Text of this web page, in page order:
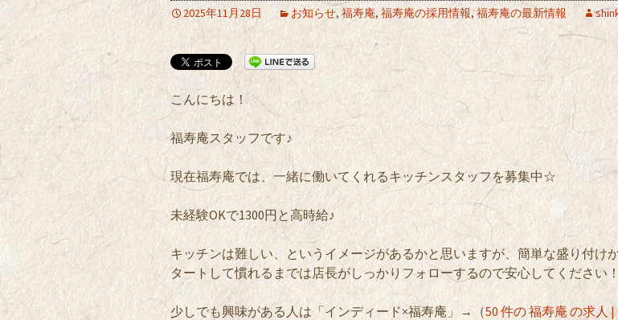
2025年11月28日 お知らせ, 福寿庵, 福寿庵の採用情報, 福寿庵の最新情報
こんにちは！
福寿庵スタッフです♪
現在福寿庵では、一緒に働いてくれるキッチンスタッフを募集中☆
未経験OKで1300円と高時給♪
キッチンは難しい、というイメージがあるかと思いますが、簡単な盛り付け
タートして慣れるまでは店長がしっかりフォローするので安心してください！
少しでも興味がある人は「インディード×福寿庵」→（50 件の 福寿庵 の求人 |